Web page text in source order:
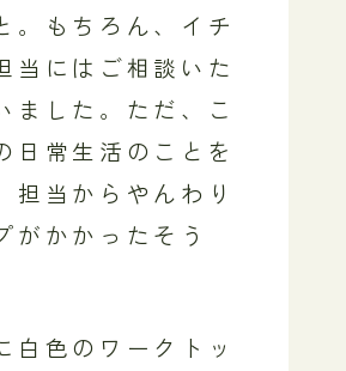
。もちろん、イチ
当にはご相談いた
ました。ただ、こ
日常生活のことを
担当からやんわり
がかかったそう
白色のワークトッ